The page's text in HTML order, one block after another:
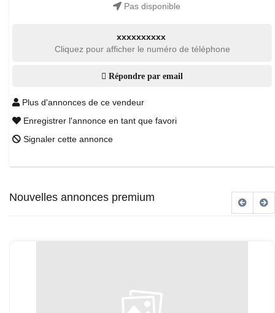
Pas disponible
xxxxxxxxxx
Cliquez pour afficher le numéro de téléphone
Répondre par email
Plus d'annonces de ce vendeur
Enregistrer l'annonce en tant que favori
Signaler cette annonce
Nouvelles annonces premium